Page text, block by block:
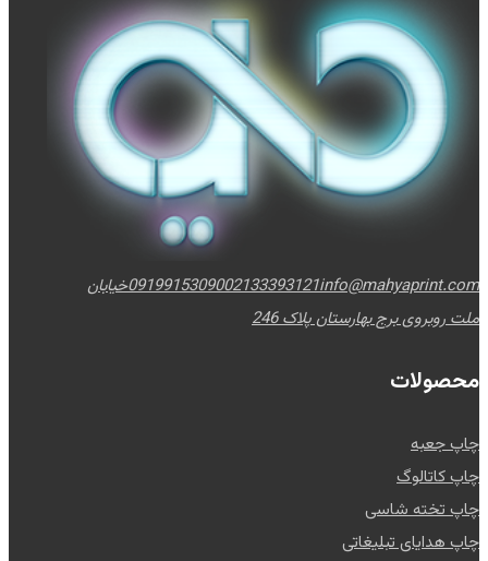
0919915309002133393121info@mahyaprint.com
خیابان
ملت روبروی برج بهارستان پلاک 246
محصولات
چاپ جعبه
چاپ کاتالوگ
چاپ تخته شاسی
چاپ هدایای تبلیغاتی